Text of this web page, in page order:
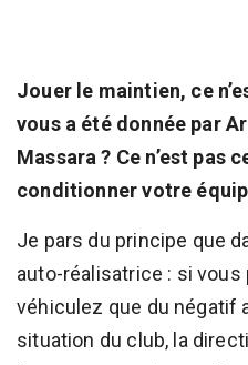
Jouer le maintien, ce
vous a été donnée par
Massara ? Ce n’est pas
conditionner votre
Je pars du principe que
auto-réalisatrice : si
véhiculez que du négatif
situation du club, la